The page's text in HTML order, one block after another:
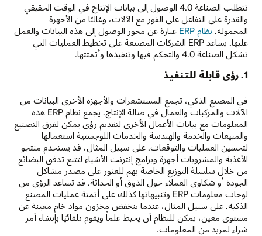
تتطلب الصناعة 4.0 الوصول إلى بيانات الإنتاج في الوقت الحقيقي
والقدرة على التفاعل على الفور مع الآلات، وغالبًا من الأجهزة
المحمولة. نظام ERP
عبارة عن محور الوصول إلى هذه البيانات والعمل
عليها. يساعد ERP الشركات المصنعة على تخطيط العمليات التي
تشكل الصناعة 4.0 والتحكم فيها وتنفيذها وأتمتتها.
1. رؤى قابلة للتنفيذ
في المصنع الذكي، تجمع المستشعرات والأجهزة الأخرى البيانات من
الآلات والمركبات والعمال في صالة الإنتاج. يجمع نظام ERP هذه
المعلومات مع بيانات الأعمال الأخرى لتقديم رؤى يمكن لفرق التصنيع
والمبيعات والخدمة والهندسة والخدمات اللوجستية استعمالها
لتحسين العمليات والتوقعات. على سبيل المثال، قد يستخدم منتجو
الأغذية والمشروبات أجهزة وبرامج إنترنت الأشياء لتتبع تدفق البضائع
من خلال سلسلة التوزيع الخاصة بهم للعثور على مصدر مشاكل
الجودة أو شكاوى العملاء حول الذوق أو الحداثة. قد تساعد الرؤى من
لوحات معلومات ERP وتنبيهاتها كذلك على أتمتة عمليات المصنع
الذكية. على سبيل المثال، عندما ينخفض مخزون مواد خام معينة عن
مستوى معين، يمكن للنظام أن يحيط علماً ويقوم تلقائيًا بإنشاء أمر
شراء لمزيد من المعلومات.